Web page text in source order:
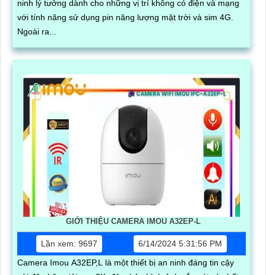
ninh lý tưởng dành cho những vị trí không có điện và mạng
với tính năng sử dụng pin năng lượng mặt trời và sim 4G.
Ngoài ra...
GIỚI THIỆU CAMERA IMOU A32EP-L
Lần xem: 9697
6/14/2024 5:31:56 PM
Camera Imou A32EP,L là một thiết bị an ninh đáng tin cậy